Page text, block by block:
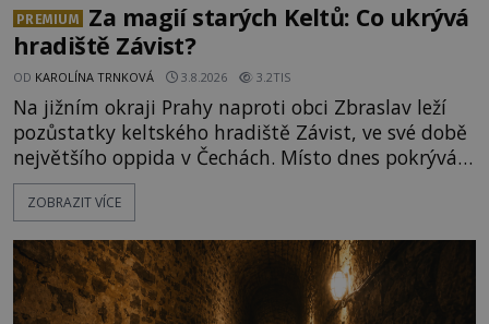
PREMIUM
Za magií starých Keltů: Co ukrývá
hradiště Závist?
OD KAROLÍNA TRNKOVÁ 3.8.2026 3.2TIS
Na jižním okraji Prahy naproti obci Zbraslav leží
pozůstatky keltského hradiště Závist, ve své době
největšího oppida v Čechách. Místo dnes pokrývá
les, zbytky po kdysi monumentálním hradišti jsou
ale v terénu patrné stále. Co dalšího tu po Keltech
vrch Hr
ZOBRAZIT VÍCE